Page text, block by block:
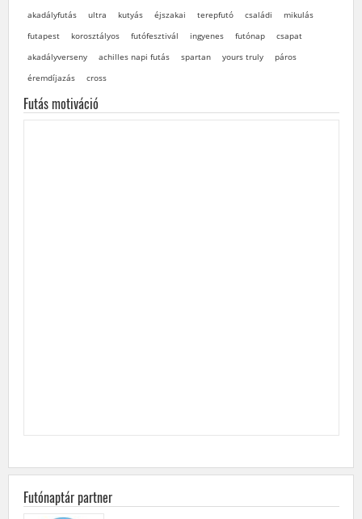
akadályfutás
ultra kutyás éjszakai terepfutó családi
mikulás
futapest
korosztályos futófesztivál ingyenes futónap
csapat
akadályverseny
achilles napi futás spartan yours truly
páros
éremdíjazás
cross
Futás motiváció
Futónaptár partner